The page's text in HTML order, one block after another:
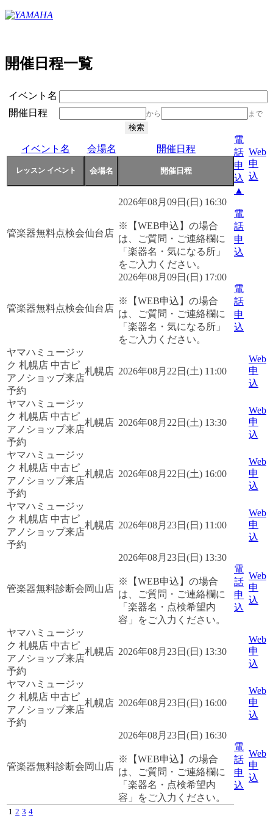
開催日程一覧
イベント名
開催日程
から まで
イベント名 会場名 開催日程
電
話
申
込
▲
Web
申
込
管楽器無料点検会仙台店
2026年08月09日(日) 16:30
※【WEB申込】の場合
は、ご質問・ご連絡欄に
「楽器名・気になる所」
をご入力ください。
電
話
申
込
管楽器無料点検会仙台店
2026年08月09日(日) 17:00
※【WEB申込】の場合
は、ご質問・ご連絡欄に
「楽器名・気になる所」
をご入力ください。
電
話
申
込
ヤマハミュージッ
ク 札幌店 中古ピ
アノショップ来店
予約
札幌店 2026年08月22日(土) 11:00
Web
申
込
ヤマハミュージッ
ク 札幌店 中古ピ
アノショップ来店
予約
札幌店 2026年08月22日(土) 13:30
Web
申
込
ヤマハミュージッ
ク 札幌店 中古ピ
アノショップ来店
予約
札幌店 2026年08月22日(土) 16:00
Web
申
込
ヤマハミュージッ
ク 札幌店 中古ピ
アノショップ来店
予約
札幌店 2026年08月23日(日) 11:00
Web
申
込
管楽器無料診断会岡山店
2026年08月23日(日) 13:30
※【WEB申込】の場合
は、ご質問・ご連絡欄に
「楽器名・点検希望内
容」をご入力ください。
電
話
申
込
Web
申
込
ヤマハミュージッ
ク 札幌店 中古ピ
アノショップ来店
予約
札幌店 2026年08月23日(日) 13:30
Web
申
込
ヤマハミュージッ
ク 札幌店 中古ピ
アノショップ来店
予約
札幌店 2026年08月23日(日) 16:00
Web
申
込
管楽器無料診断会岡山店
2026年08月23日(日) 16:30
※【WEB申込】の場合
は、ご質問・ご連絡欄に
「楽器名・点検希望内
容」をご入力ください。
電
話
申
込
Web
申
込
1 2 3 4